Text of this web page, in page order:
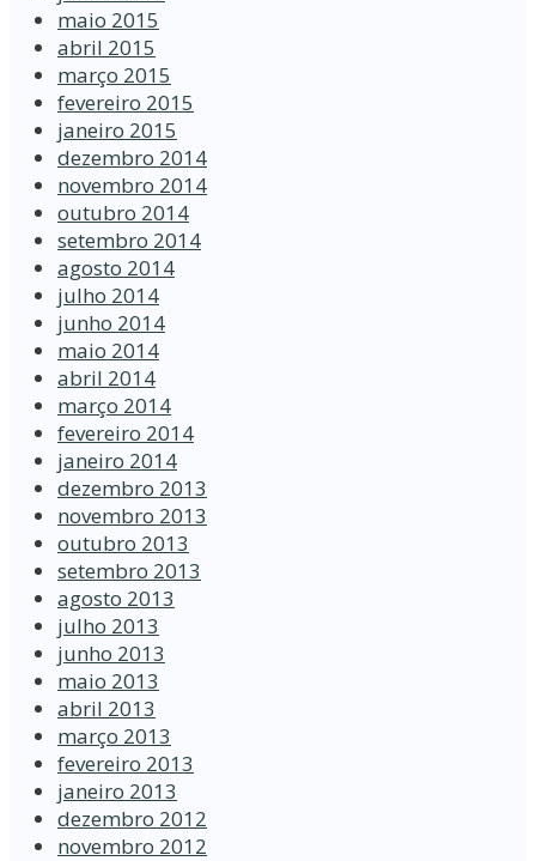
maio 2015
abril 2015
março 2015
fevereiro 2015
janeiro 2015
dezembro 2014
novembro 2014
outubro 2014
setembro 2014
agosto 2014
julho 2014
junho 2014
maio 2014
abril 2014
março 2014
fevereiro 2014
janeiro 2014
dezembro 2013
novembro 2013
outubro 2013
setembro 2013
agosto 2013
julho 2013
junho 2013
maio 2013
abril 2013
março 2013
fevereiro 2013
janeiro 2013
dezembro 2012
novembro 2012